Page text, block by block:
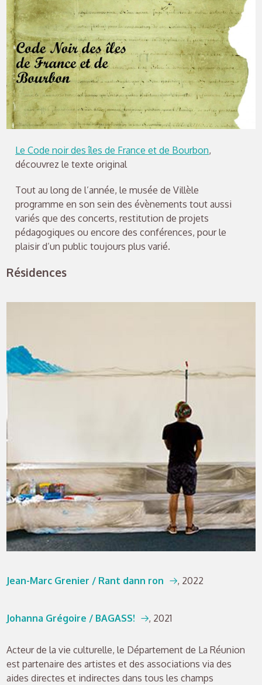
Le Code noir des îles de France et de Bourbon,
découvrez le texte original
Tout au long de l’année, le musée de Villèle
programme en son sein des évènements tout aussi
variés que des concerts, restitution de projets
pédagogiques ou encore des conférences, pour le
plaisir d’un public toujours plus varié.
Résidences
Jean-Marc Grenier / Rant dann ron , 2022
Johanna Grégoire / BAGASS! , 2021
Acteur de la vie culturelle, le Département de La Réunion
est partenaire des artistes et des associations via des
aides directes et indirectes dans tous les champs